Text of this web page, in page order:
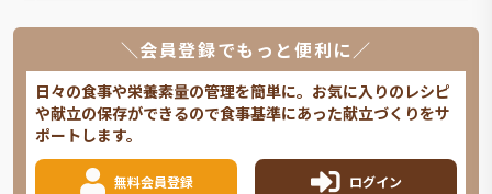
＼会員登録でもっと便利に／
日々の食事や栄養素量の管理を簡単に。お気に入りのレシピ
や献立の保存ができるので食事基準にあった献立づくりをサ
ポートします。
無料会員登録 ログイン